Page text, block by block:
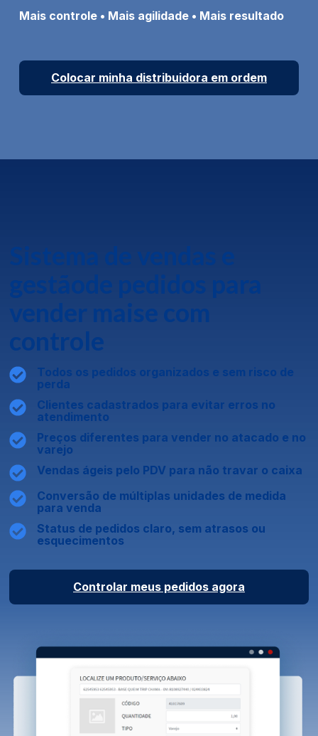
Mais controle • Mais agilidade • Mais resultado
Colocar minha distribuidora em ordem
Sistema de vendas e
gestãode pedidos para
vender maise com
controle
Todos os pedidos organizados e sem risco de
perda
Clientes cadastrados para evitar erros no
atendimento
Preços diferentes para vender no atacado e no
varejo
Vendas ágeis pelo PDV para não travar o caixa
Conversão de múltiplas unidades de medida
para venda
Status de pedidos claro, sem atrasos ou
esquecimentos
Controlar meus pedidos agora